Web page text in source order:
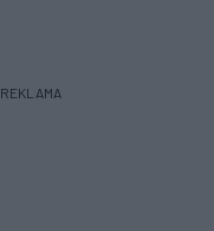
REKLAMA